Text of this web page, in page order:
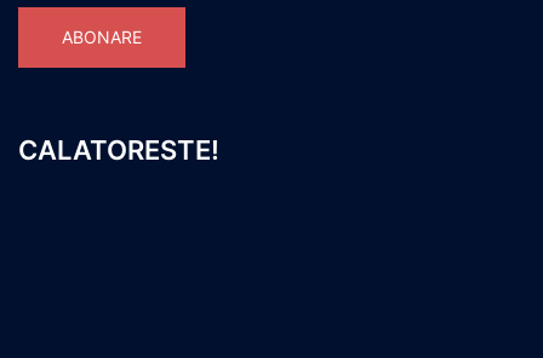
ABONARE
CALATORESTE!